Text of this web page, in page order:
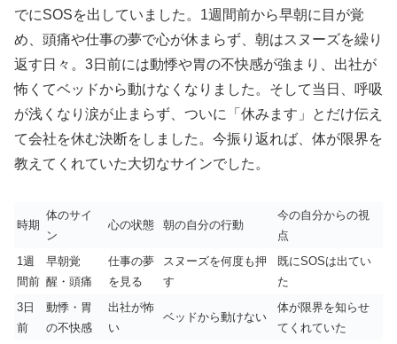
でにSOSを出していました。1週間前から早朝に目が覚
め、頭痛や仕事の夢で心が休まらず、朝はスヌーズを繰り
返す日々。3日前には動悸や胃の不快感が強まり、出社が
怖くてベッドから動けなくなりました。そして当日、呼吸
が浅くなり涙が止まらず、ついに「休みます」とだけ伝え
て会社を休む決断をしました。今振り返れば、体が限界を
教えてくれていた大切なサインでした。
時期
体のサイ
ン
心の状態 朝の自分の行動
今の自分からの視
点
1週
間前
早朝覚
醒・頭痛
仕事の夢
を見る
スヌーズを何度も押
す
既にSOSは出てい
た
3日
前
動悸・胃
の不快感
出社が怖
い
ベッドから動けない
体が限界を知らせ
てくれていた